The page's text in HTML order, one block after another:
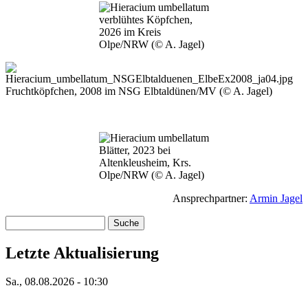
Bild
verblühtes Köpfchen,
2026 im Kreis
Olpe/NRW (© A. Jagel)
Bild
Fruchtköpfchen, 2008 im NSG Elbtaldünen/MV (© A. Jagel)
Bild
Blätter, 2023 bei
Altenkleusheim, Krs.
Olpe/NRW (© A. Jagel)
Ansprechpartner: Armin Jagel
Letzte Aktualisierung
Sa., 08.08.2026 - 10:30